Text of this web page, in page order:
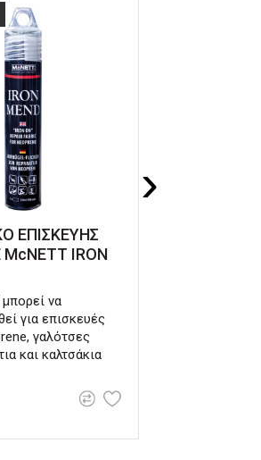
ΕΠΙΣΚΕΥΗΣ
McNETT IRON
να
για επισκευές
γαλότσες
και καλτσάκια
›